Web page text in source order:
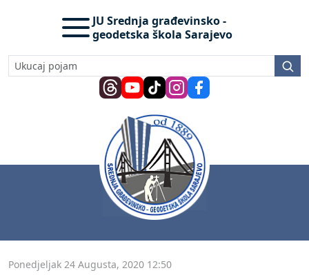
JU Srednja građevinsko -
geodetska škola Sarajevo
Ponedjeljak 24 Augusta, 2020 12:50